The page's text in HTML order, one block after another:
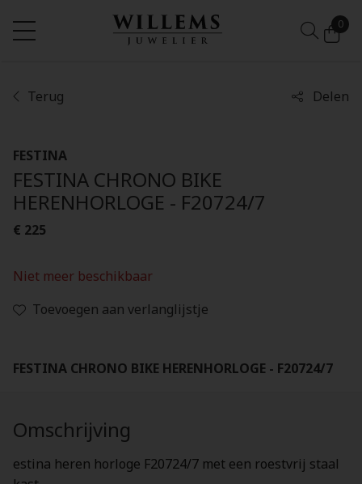
0
Terug Delen
FESTINA
FESTINA CHRONO BIKE
HERENHORLOGE - F20724/7
€ 225
Niet meer beschikbaar
Toevoegen aan verlanglijstje
FESTINA CHRONO BIKE HERENHORLOGE - F20724/7
Omschrijving
estina heren horloge F20724/7 met een roestvrij staal